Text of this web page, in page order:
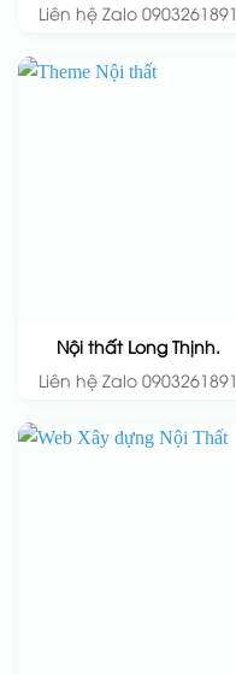
Liên hệ Zalo 0903261891
Nội thất Long Thịnh.
Liên hệ Zalo 0903261891